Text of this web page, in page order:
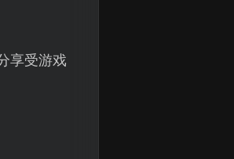
享受游戏